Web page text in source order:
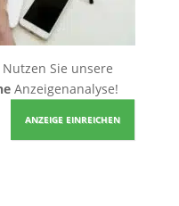
Sie unsere
Anzeigenanalyse!
ANZEIGE EINREICHEN